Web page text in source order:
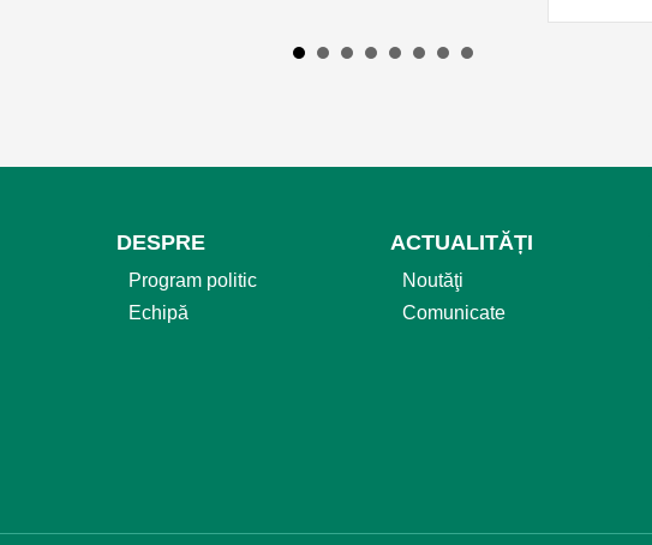
DESPRE
Program politic
Echipă
ACTUALITĂȚI
Noutăţi
Comunicate